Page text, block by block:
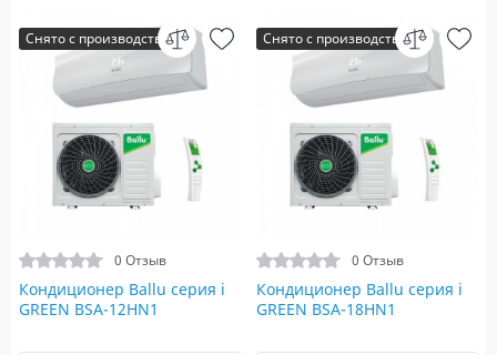
Снято с производства
0 Отзыв
Кондиционер Ballu серия i
GREEN BSA-12HN1
Снято с производства
0 Отзыв
Кондиционер Ballu серия i
GREEN BSA-18HN1